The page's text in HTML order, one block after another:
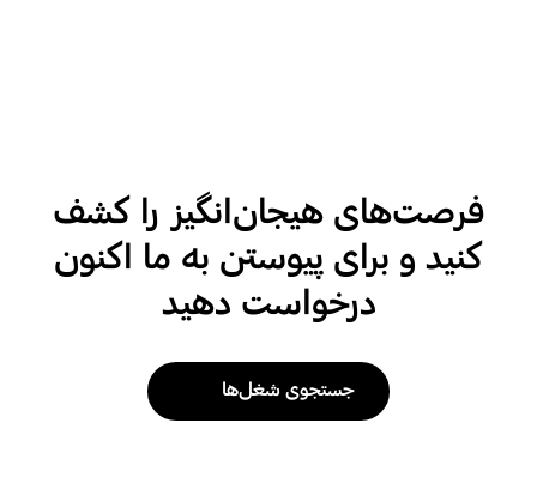
فرصت‌های هیجان‌انگیز را کشف
کنید و برای پیوستن به ما اکنون
درخواست دهید
جستجوی شغل‌ها